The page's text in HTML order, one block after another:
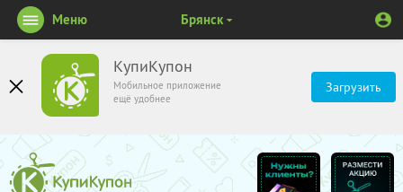
КупиКупон
Мобильное приложение
ещё удобнее
Загрузить
Меню Брянск